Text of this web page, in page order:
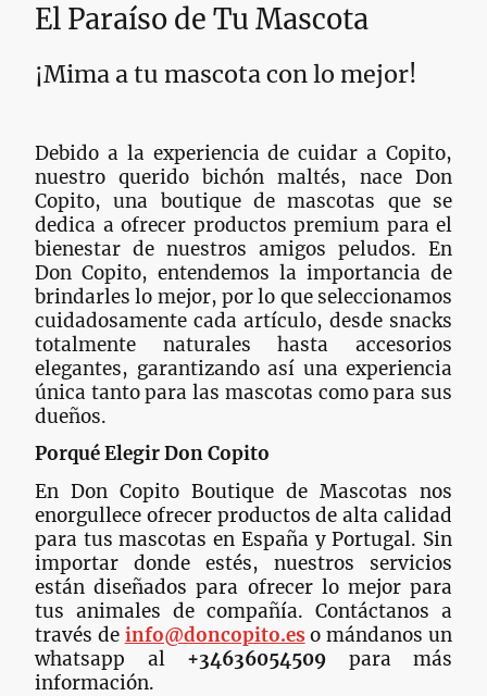
El Paraíso de Tu Mascota
¡Mima a tu mascota con lo mejor!
Debido a la experiencia de cuidar a Copito,
nuestro querido bichón maltés, nace Don
Copito, una boutique de mascotas que se
dedica a ofrecer productos premium para el
bienestar de nuestros amigos peludos. En
Don Copito, entendemos la importancia de
brindarles lo mejor, por lo que seleccionamos
cuidadosamente cada artículo, desde snacks
totalmente naturales hasta accesorios
elegantes, garantizando así una experiencia
única tanto para las mascotas como para sus
dueños.
Porqué Elegir Don Copito
En Don Copito Boutique de Mascotas nos
enorgullece ofrecer productos de alta calidad
para tus mascotas en España y Portugal. Sin
importar donde estés, nuestros servicios
están diseñados para ofrecer lo mejor para
tus animales de compañía. Contáctanos a
través de info@doncopito.es o mándanos un
whatsapp al +34636054509 para más
información.